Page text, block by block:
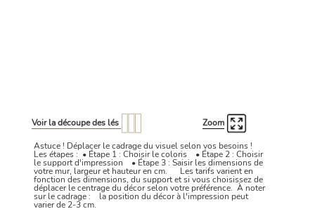
Voir la découpe des lés Zoom
Astuce ! Déplacer le cadrage du visuel selon vos besoins !
Les étapes : • Étape 1 : Choisir le coloris • Étape 2 : Choisir
le support d'impression • Étape 3 : Saisir les dimensions de
votre mur, largeur et hauteur en cm. Les tarifs varient en
fonction des dimensions, du support et si vous choisissez de
déplacer le centrage du décor selon votre préférence. À noter
sur le cadrage : la position du décor à l'impression peut
varier de 2-3 cm.